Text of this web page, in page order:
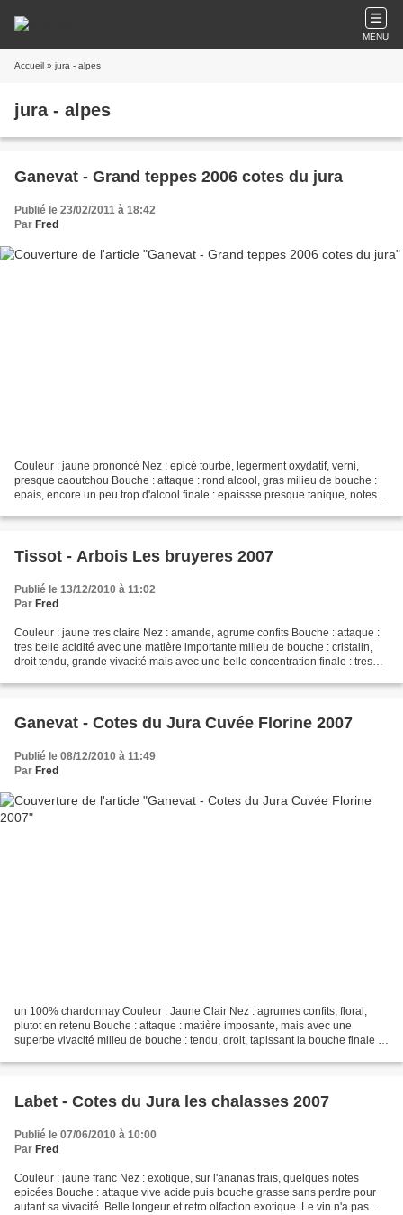
MENU
Accueil » jura - alpes
jura - alpes
Ganevat - Grand teppes 2006 cotes du jura
Publié le 23/02/2011 à 18:42
Par Fred
Couleur : jaune prononcé Nez : epicé tourbé, legerment oxydatif, verni,
presque caoutchou Bouche : attaque : rond alcool, gras milieu de bouche :
epais, encore un peu trop d'alcool finale : epaissse presque tanique, notes
Tissot - Arbois Les bruyeres 2007
Publié le 13/12/2010 à 11:02
Par Fred
Couleur : jaune tres claire Nez : amande, agrume confits Bouche : attaque :
tres belle acidité avec une matière importante milieu de bouche : cristalin,
droit tendu, grande vivacité mais avec une belle concentration finale : tres
Ganevat - Cotes du Jura Cuvée Florine 2007
Publié le 08/12/2010 à 11:49
Par Fred
un 100% chardonnay Couleur : Jaune Clair Nez : agrumes confits, floral,
plutot en retenu Bouche : attaque : matière imposante, mais avec une
superbe vivacité milieu de bouche : tendu, droit, tapissant la bouche finale :
Labet - Cotes du Jura les chalasses 2007
Publié le 07/06/2010 à 10:00
Par Fred
Couleur : jaune franc Nez : exotique, sur l'ananas frais, quelques notes
epicées Bouche : attaque vive acide puis bouche grasse sans perdre pour
autant sa vivacité. Belle longeur et retro olfaction exotique. Le vin n'a pas